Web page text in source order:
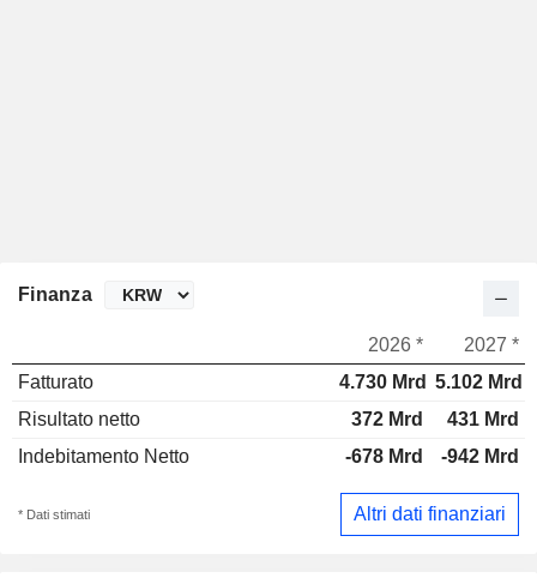
Finanza
2026 *
2027 *
Fatturato
4.730 Mrd 5.102 Mrd
Risultato netto
372 Mrd
431 Mrd
Indebitamento Netto
-678 Mrd -942 Mrd
* Dati stimati Altri dati finanziari